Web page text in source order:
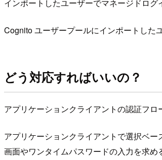
インポートしたユーザーでマネージドログ
Cognito ユーザープールにインポートした
どう対応すればいいの？
アプリケーションクライアントの認証フ
アプリケーションクライアントで選択ベ
画面やワンタイムパスワードの入力を求め